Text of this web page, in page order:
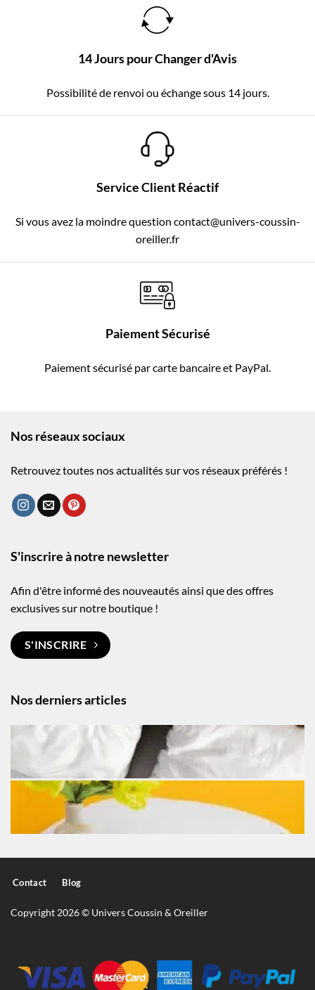
14 Jours pour Changer d'Avis
Possibilité de renvoi ou échange sous 14 jours.
Service Client Réactif
Si vous avez la moindre question contact@univers-coussin-
oreiller.fr
Paiement Sécurisé
Paiement sécurisé par carte bancaire et PayPal.
Nos réseaux sociaux
Retrouvez toutes nos actualités sur vos réseaux préférés !
Nos derniers articles
S'inscrire à notre newsletter
Afin d'être informé des nouveautés ainsi que des offres
exclusives sur notre boutique !
S'INSCRIRE
Contact Blog
Copyright 2026 © Univers Coussin & Oreiller